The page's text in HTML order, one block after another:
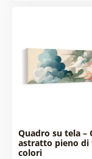
Quadro su tela –
astratto pieno di
colori